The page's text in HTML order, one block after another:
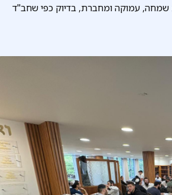
שמחה, עמוקה ומחברת, בדיוק כפי שחב"ד